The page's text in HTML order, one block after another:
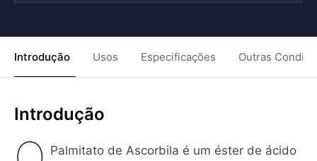
Introdução Usos Especificações Outras
Introdução
Palmitato de Ascorbila é um éster de ácido